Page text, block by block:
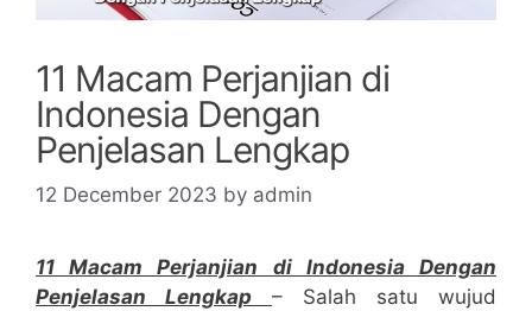
11 Macam Perjanjian di
Indonesia Dengan
Penjelasan Lengkap
12 December 2023 by admin
11 Macam Perjanjian di Indonesia Dengan
Penjelasan Lengkap
– Salah satu wujud